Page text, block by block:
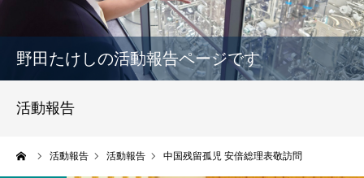
野田たけしの活動報告ページです
活動報告
活動報告 活動報告 中国残留孤児 安倍総理表敬訪問
政策